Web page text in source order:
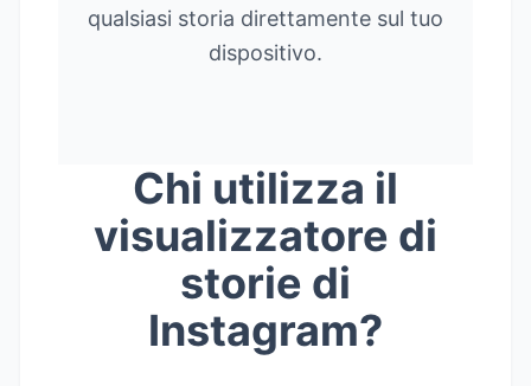
qualsiasi storia direttamente sul tuo
dispositivo.
Chi utilizza il
visualizzatore di
storie di
Instagram?